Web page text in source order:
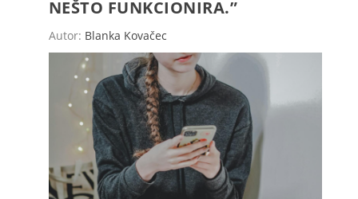
NEŠTO FUNKCIONIRA.”
Autor: Blanka Kovačec